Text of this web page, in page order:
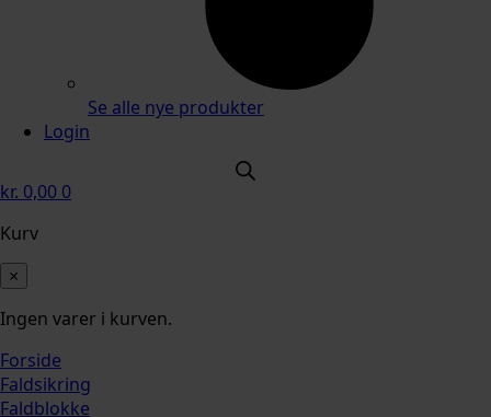
Se alle nye produkter
Login
kr. 0,00 0
Kurv
×
Ingen varer i kurven.
Forside
Faldsikring
Faldblokke